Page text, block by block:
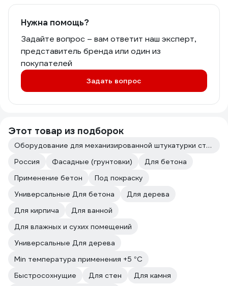
Нужна помощь?
Задайте вопрос – вам ответит наш эксперт,
представитель бренда или один из
покупателей
Задать вопрос
Этот товар из подборок
Оборудование для механизированной штукатурки стен
Россия
Фасадные (грунтовки)
Для бетона
Применение бетон
Под покраску
Универсальные Для бетона
Для дерева
Для кирпича
Для ванной
Для влажных и сухих помещений
Универсальные Для дерева
Min температура применения +5 °С
Быстросохнущие
Для стен
Для камня